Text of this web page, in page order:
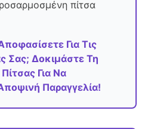
πίτσα
Για Τις
Σας; Δοκιμάστε Τη
Για Να
Παραγγελία!